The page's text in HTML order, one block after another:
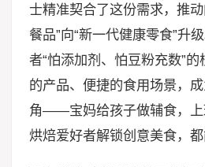
士精准契合了这份需求，推
餐品”向“新一代健康零食”升
者“怕添加剂、怕豆粉充数”
的产品、便捷的食用场景，
角——宝妈给孩子做辅食，上
烘焙爱好者解锁创意美食，都